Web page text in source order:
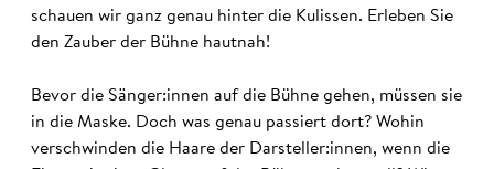
schauen wir ganz genau hinter die Kulissen. Erleben Sie
den Zauber der Bühne hautnah!
Bevor die Sänger:innen auf die Bühne gehen, müssen sie
in die Maske. Doch was genau passiert dort? Wohin
verschwinden die Haare der Darsteller:innen, wenn die